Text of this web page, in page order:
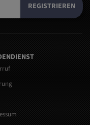
REGISTRIEREN